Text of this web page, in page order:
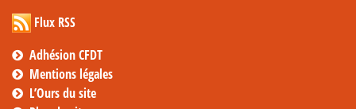
Flux RSS
Adhésion CFDT
Mentions légales
L’Ours du site